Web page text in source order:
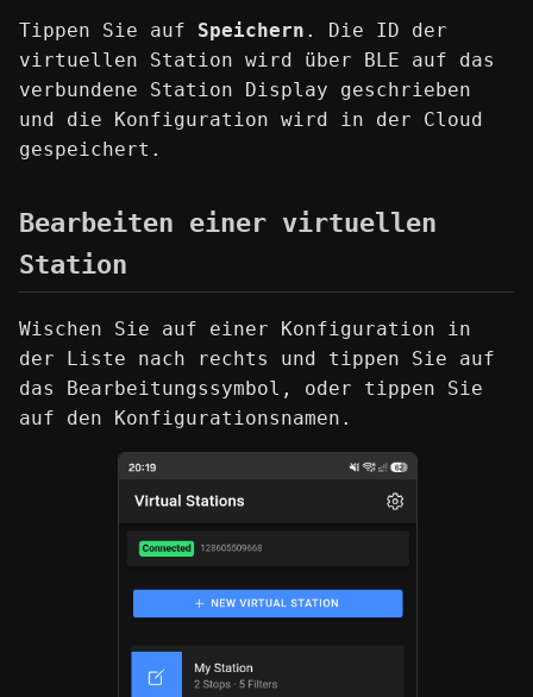
Tippen Sie auf Speichern . Die ID der
virtuellen Station wird über BLE auf das
verbundene Station Display geschrieben
und die Konfiguration wird in der Cloud
gespeichert.
Bearbeiten einer virtuellen
Station
Wischen Sie auf einer Konfiguration in
der Liste nach rechts und tippen Sie auf
das Bearbeitungssymbol, oder tippen Sie
auf den Konfigurationsnamen.